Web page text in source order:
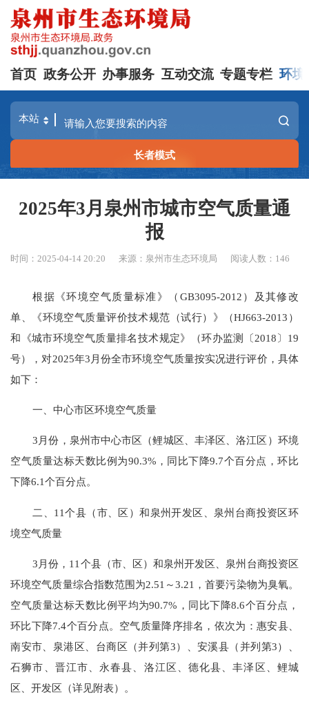
首页 政务公开 办事服务 互动交流 专题专栏 环境
长者模式
2025年3月泉州市城市空气质量通
报
时间：2025-04-14 20:20 来源：泉州市生态环境局 阅读人数： 146
根据《环境空气质量标准》（ GB3095-2012）及其修改
单、《环境空气质量评价技术规范（试行）》（HJ663-2013）
和《城市环境空气质量排名技术规定》（环办监测〔2018〕19
号），对2025年3 月份全市环境空气质量按实况进行评价，具体
如下：
一、中心市区环境空气质量
3月份，泉州市中心市区（鲤城区、丰泽区、洛江区）环境
空气质量达标天数比例为90.3% ， 同比下降9.7个百分点 ，环比
下降6.1个百分点。
二、 11个县（市、区）和泉州开发区、泉州台商投资区环
境空气质量
3 月份， 11个县（市、区）和泉州开发区、泉州台商投资区
环境空气质量综合指数范围为2.51 ～3.21 ，首要污染物为臭氧。
空气质量达标天数比例平均为90.7%，同比下降8.6个百分点 ，
环比下降7.4个百分点。空气质量降序排名，依次为：惠安县、
南安市
泉港区 台商区（并列第3） 安溪县 （并列第3）、
石狮市
晋江市 永春县 洛江区 德化县、丰泽区
鲤城
区、开发区（详见附表）。